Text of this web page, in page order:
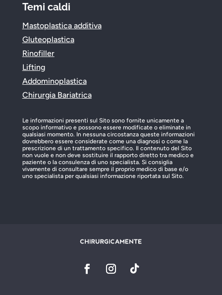
Temi caldi
Mastoplastica additiva
Gluteoplastica
Rinofiller
Lifting
Addominoplastica
Chirurgia Bariatrica
Le informazioni presenti sul Sito sono fornite unicamente a
scopo informativo e possono essere modificate o eliminate in
qualsiasi momento. In nessuna circostanza queste informazioni
dovrebbero essere considerate come una diagnosi o come la
prescrizione di un trattamento specifico. Il contenuto del Sito
non vuole e non deve sostituire il rapporto diretto tra medico e
paziente o la consulenza di uno specialista. Si consiglia
vivamente di consultare sempre il proprio medico di base e/o
uno specialista per qualsiasi informazione riportata sul Sito.